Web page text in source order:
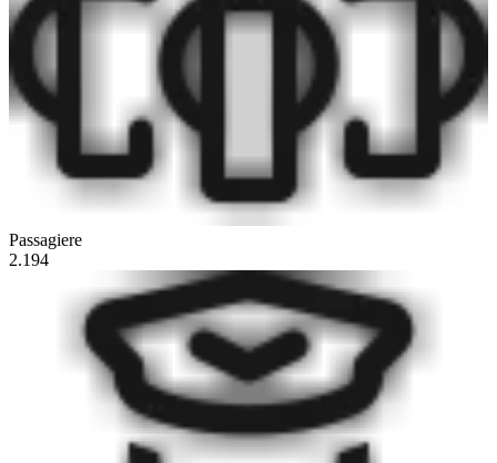
Passagiere
2.194